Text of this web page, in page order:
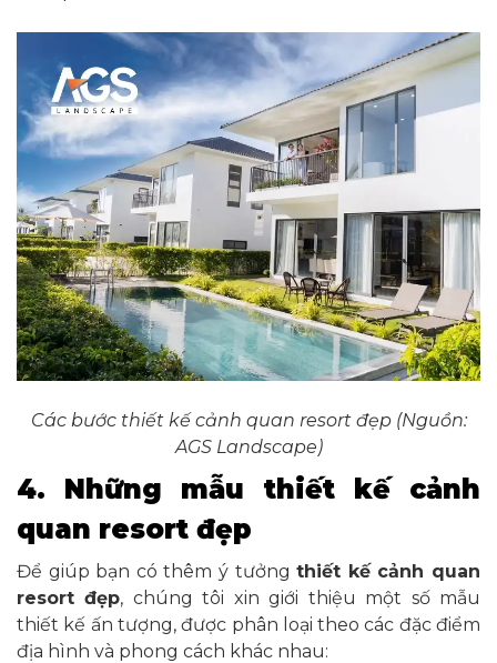
Các bước thiết kế cảnh quan resort đẹp (Nguồn:
AGS Landscape)
4. Những mẫu thiết kế cảnh
quan resort đẹp
Để giúp bạn có thêm ý tưởngthiết kế cảnh quan
resort đẹp, chúng tôi xin giới thiệu một số mẫu
thiết kế ấn tượng, được phân loại theo các đặc điểm
địa hình và phong cách khác nhau: